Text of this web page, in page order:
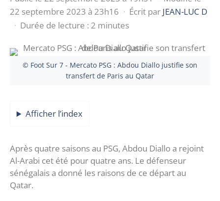
22 septembre 2023 à 23h16 · Écrit par JEAN-LUC D
· Durée de lecture : 2 minutes
© Foot Sur 7 - Mercato PSG : Abdou Diallo justifie son
transfert de Paris au Qatar
Afficher l’index
Après quatre saisons au PSG, Abdou Diallo a rejoint
Al-Arabi cet été pour quatre ans. Le défenseur
sénégalais a donné les raisons de ce départ au
Qatar.